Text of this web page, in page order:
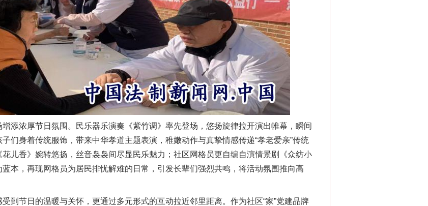
浓厚节日氛围。民乐器乐演奏《紫竹调》率先登场，悠扬旋律拉开演出帷幕，瞬间
们身着传统服饰，带来中华孝道主题表演，稚嫩动作与真挚情感传递“孝老爱亲”传统
儿香》婉转悠扬，丝音袅袅间尽显民乐魅力；社区网格员更自编自演情景剧《众纺小
本，再现网格员为居民排忧解难的日常，引发长辈们强烈共鸣，将活动氛围推向高
节日的温暖与关怀，更通过多元形式的互动拉近邻里距离。作为社区“家”党建品牌
茶叶“炒上天”
“神药”背后的真相